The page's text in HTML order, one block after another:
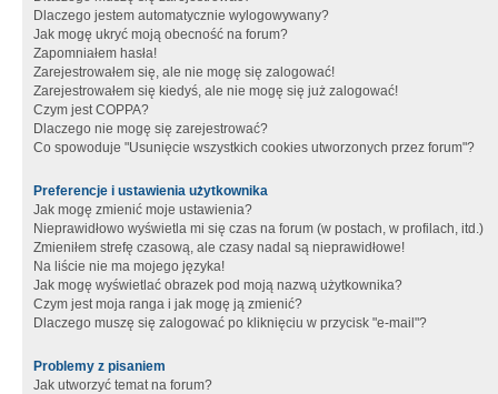
Dlaczego jestem automatycznie wylogowywany?
Jak mogę ukryć moją obecność na forum?
Zapomniałem hasła!
Zarejestrowałem się, ale nie mogę się zalogować!
Zarejestrowałem się kiedyś, ale nie mogę się już zalogować!
Czym jest COPPA?
Dlaczego nie mogę się zarejestrować?
Co spowoduje "Usunięcie wszystkich cookies utworzonych przez forum"?
Preferencje i ustawienia użytkownika
Jak mogę zmienić moje ustawienia?
Nieprawidłowo wyświetla mi się czas na forum (w postach, w profilach, itd.)
Zmieniłem strefę czasową, ale czasy nadal są nieprawidłowe!
Na liście nie ma mojego języka!
Jak mogę wyświetlać obrazek pod moją nazwą użytkownika?
Czym jest moja ranga i jak mogę ją zmienić?
Dlaczego muszę się zalogować po kliknięciu w przycisk "e-mail"?
Problemy z pisaniem
Jak utworzyć temat na forum?